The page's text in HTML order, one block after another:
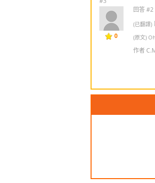
0
回答 #2
(已翻譯)
(原文)
作者